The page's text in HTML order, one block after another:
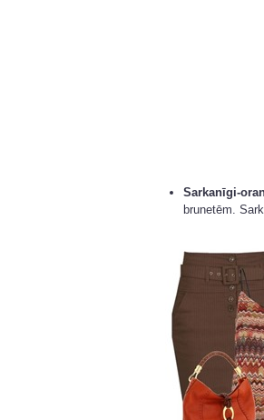
Sarkanīgi-
brunetēm.